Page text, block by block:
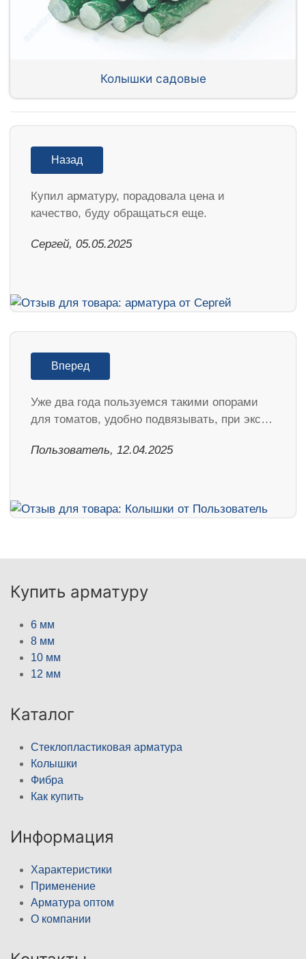
Колышки садовые
Назад
Купил арматуру, порадовала цена и
качество, буду обращаться еще.
Сергей, 05.05.2025
Вперед
Уже два года пользуемся такими опорами
для томатов, удобно подвязывать, при экс…
Пользователь, 12.04.2025
Купить арматуру
6 мм
8 мм
10 мм
12 мм
Каталог
Стеклопластиковая арматура
Колышки
Фибра
Как купить
Информация
Характеристики
Применение
Арматура оптом
О компании